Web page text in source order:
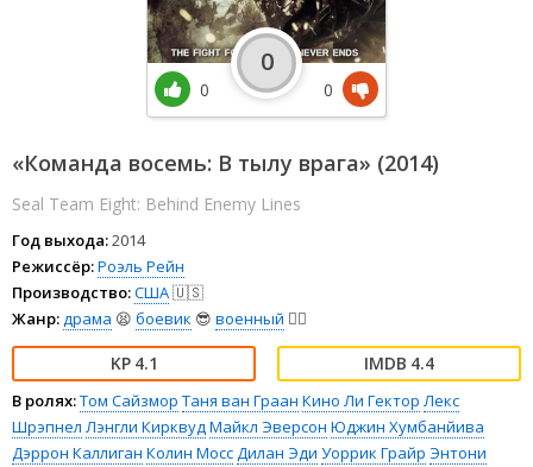
«Команда восемь: В тылу врага» (2014)
Seal Team Eight: Behind Enemy Lines
Год выхода:2014
Режиссёр:Роэль Рейн
Производство:США🇺🇸
Жанр:драма 😫 боевик 😎 военный 👨‍✈️
4.1 4.4
В ролях:Том Сайзмор Таня ван Граан Кино Ли Гектор Лекс
Шрэпнел Лэнгли КирквудМайкл Эверсон Юджин Хумбанйива
Дэррон Каллиган Колин МоссДилан Эди Уоррик Грайр Энтони
0
0
0